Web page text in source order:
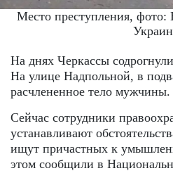
Место преступления, фото:
На днях Черкассы
На улице Надпольной, в
расчлененное тело мужчины.
Сейчас сотрудники
устанавливают
ищут причастных к
этом сообщили в